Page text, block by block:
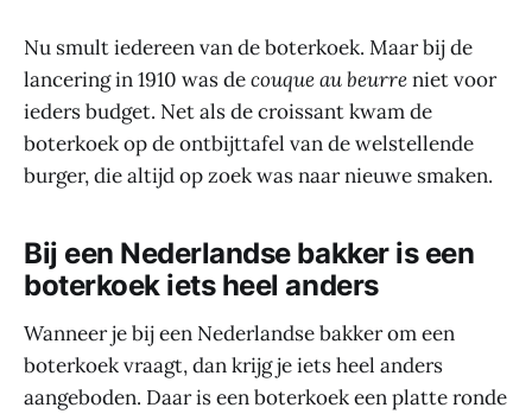
Nu smult iedereen van de boterkoek. Maar bij de
lancering in 1910 was decouque au beurreniet voor
ieders budget. Net als de croissant kwam de
boterkoek op de ontbijttafel van de welstellende
burger, die altijd op zoek was naar nieuwe smaken.
Bij een Nederlandse bakker is een
boterkoek iets heel anders
Wanneer je bij een Nederlandse bakker om een
boterkoek vraagt, dan krijg je iets heel anders
aangeboden. Daar is een boterkoek een platte ronde